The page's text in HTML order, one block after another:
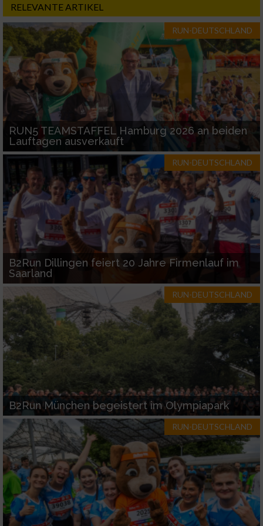
RELEVANTE ARTIKEL
RUN-DEUTSCHLAND
RUN5 TEAMSTAFFEL Hamburg 2026 an beiden
Lauftagen ausverkauft
RUN-DEUTSCHLAND
B2Run Dillingen feiert 20 Jahre Firmenlauf im
Saarland
RUN-DEUTSCHLAND
B2Run München begeistert im Olympiapark
RUN-DEUTSCHLAND
IAB-Besonderheiten:
Verwendung genauer Standortdaten
Geräte anhand von aktiv angeforderten
Informationen identifizieren
Nicht-IAB-Verarbeitungszwecke:
Notwendig
Performance
Funktional
Werbung